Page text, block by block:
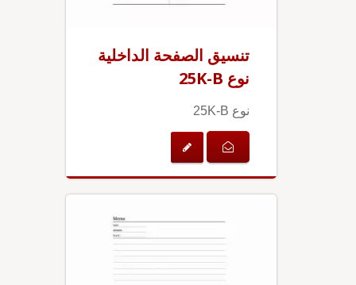
تنسيق الصفحة الداخلية
نوع 25K-B
نوع 25K-B